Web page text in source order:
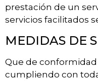
prestación de un
servicios facilitados
MEDIDAS DE
Que de conformidad
cumpliendo con